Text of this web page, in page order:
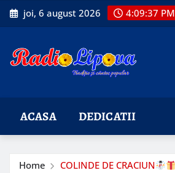
Skip
to
joi, 6 august 2026 4:09:38 PM
ACASA DEDICATII
Home COLINDE DE CRACIUN